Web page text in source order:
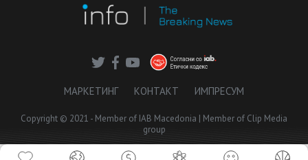
МАРКЕТИНГ КОНТАКТ ИМПРЕСУМ
Copyright © 2021 - Member of IAB Macedonia | Member of Clip Media
group